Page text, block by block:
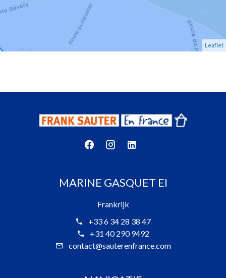
Leaflet
MARINE GASQUET EI
Frankrijk
+33 6 34 28 38 47
+31 40 290 9492
contact@sauterenfrance.com